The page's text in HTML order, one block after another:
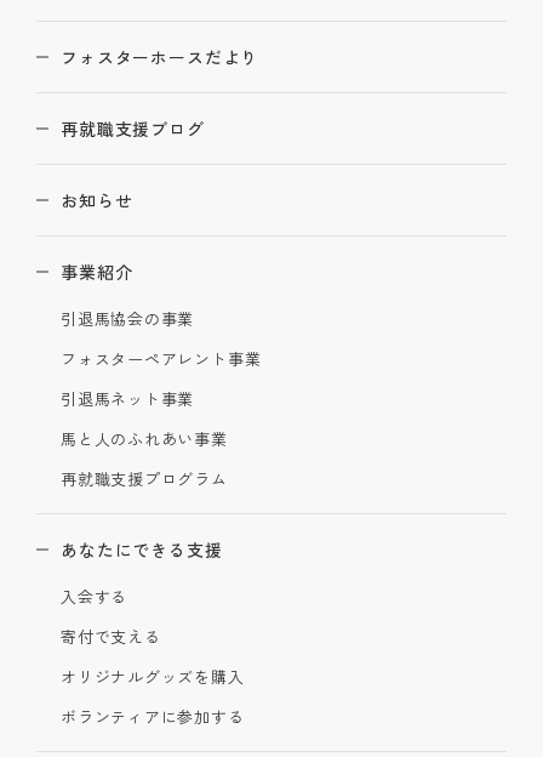
フォスターホースだより
再就職支援ブログ
お知らせ
事業紹介
引退馬協会の事業
フォスターペアレント事業
引退馬ネット事業
馬と人のふれあい事業
再就職支援プログラム
あなたにできる支援
入会する
寄付で支える
オリジナルグッズを購入
ボランティアに参加する